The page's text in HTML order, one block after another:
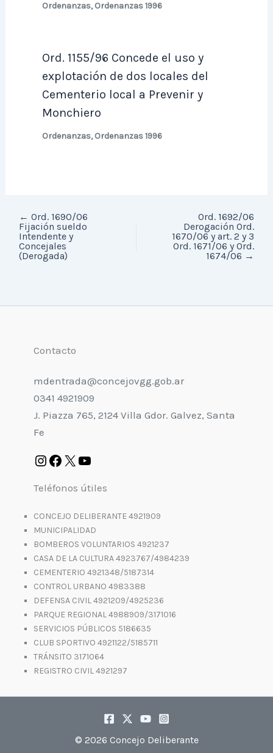
Ordenanzas,Ordenanzas 1996
Ord. 1155/96 Concede el uso y
explotación de dos locales del
Cementerio local a Prevenir y
Monchiero
Ordenanzas,Ordenanzas 1996
← Ord. 1690/06
Fijación sueldo
Intendente y
Concejales
(Derogada)
Ord. 1692/06
Derogación Ord.
1670/06 y art. 2 y 3
Ord. 1671/06 y Ord.
1674/06 →
Contacto
mdentrada@concejovgg.gob.ar
0341 4921909
J. Piazza 765, 2124 Villa Gdor. Galvez, Santa
Fe
Teléfonos útiles
CONCEJO DELIBERANTE 4921909
MUNICIPALIDAD
BOMBEROS VOLUNTARIOS 4921237
CASA DE LA CULTURA 4923767/4984239
CEMENTERIO 4921348/5187314
CONTROL URBANO 4983388
DEFENSA CIVIL 4921209/4925236
PARQUE REGIONAL 4988909/3171016
SERVICIOS PÚBLICOS 5186635
CLUB SPORTIVO 4921122/5185711
TRÁNSITO 3171064
REGISTRO CIVIL 4921297
© 2026 Concejo Deliberante